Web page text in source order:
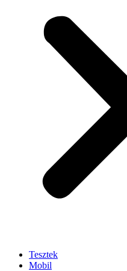
Tesztek
Mobil